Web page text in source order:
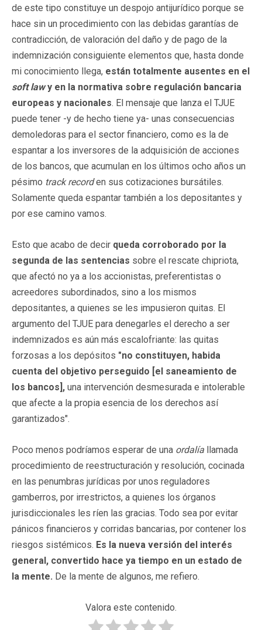
de este tipo constituye un despojo antijurídico porque se
hace sin un procedimiento con las debidas garantías de
contradicción, de valoración del daño y de pago de la
indemnización consiguiente elementos que, hasta donde
mi conocimiento llega, están totalmente ausentes en el
soft lawy en la normativa sobre regulación bancaria
europeas y nacionales. El mensaje que lanza el TJUE
puede tener -y de hecho tiene ya- unas consecuencias
demoledoras para el sector financiero, como es la de
espantar a los inversores de la adquisición de acciones
de los bancos, que acumulan en los últimos ocho años un
pésimo track recorden sus cotizaciones bursátiles.
Solamente queda espantar también a los depositantes y
por ese camino vamos.
Esto que acabo de decir queda corroborado por la
segunda de las sentencias sobre el rescate chipriota,
que afectó no ya a los accionistas, preferentistas o
acreedores subordinados, sino a los mismos
depositantes, a quienes se les impusieron quitas. El
argumento del TJUE para denegarles el derecho a ser
indemnizados es aún más escalofriante: las quitas
forzosas a los depósitos "no constituyen, habida
cuenta del objetivo perseguido [el saneamiento de
los bancos], una intervención desmesurada e intolerable
que afecte a la propia esencia de los derechos así
garantizados".
Poco menos podríamos esperar de una ordalía llamada
procedimiento de reestructuración y resolución, cocinada
en las penumbras jurídicas por unos reguladores
gamberros, por irrestrictos, a quienes los órganos
jurisdiccionales les ríen las gracias. Todo sea por evitar
pánicos financieros y corridas bancarias, por contener los
riesgos sistémicos. Es la nueva versión del interés
general, convertido hace ya tiempo en un estado de
la mente. De la mente de algunos, me refiero.
Valora este contenido.